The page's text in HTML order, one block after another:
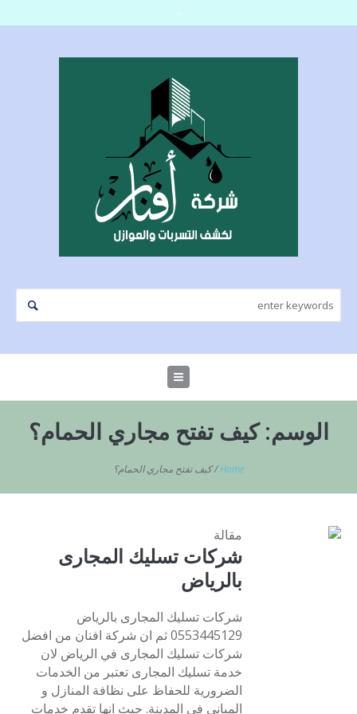
الوسم:كيف تفتح مجاري الحمام؟
Home
/كيف تفتح مجاري الحمام؟
مقالة
شركات تسليك المجارى
بالرياض
شركات تسليك المجارى بالرياض
0553445129 ثم ان شركة افنان من افضل
شركات تسليك المجارى في الرياض لان
خدمة تسليك المجارى تعتبر من الخدمات
الضرورية للحفاظ على نظافة المنازل و
المباني في المدينة. حيث انها تقدم خدمات